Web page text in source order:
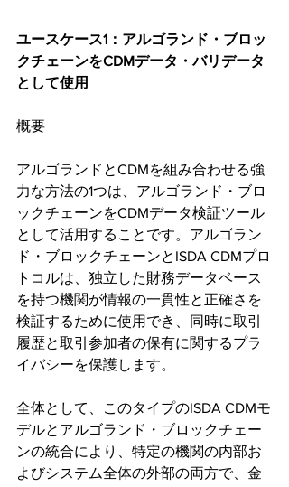
ユースケース1：アルゴランド・ブロッ
クチェーンをCDMデータ・バリデータ
として使用
概要
アルゴランドとCDMを組み合わせる強
力な方法の1つは、アルゴランド・ブロ
ックチェーンをCDMデータ検証ツール
として活用することです。アルゴラン
ド・ブロックチェーンとISDA CDMプロ
トコルは、独立した財務データベース
を持つ機関が情報の一貫性と正確さを
検証するために使用でき、同時に取引
履歴と取引参加者の保有に関するプラ
イバシーを保護します。
全体として、このタイプのISDA CDMモ
デルとアルゴランド・ブロックチェー
ンの統合により、特定の機関の内部お
よびシステム全体の外部の両方で、金